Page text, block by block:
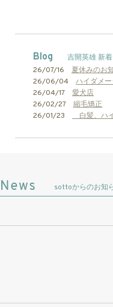
Blog 吉開英雄 新
26/07/16 夏休みのお
26/06/04 ハイダメ
26/04/17 愛犬店
26/02/27 縮毛矯正
26/01/23
白髪、ハ
sottoからのお知